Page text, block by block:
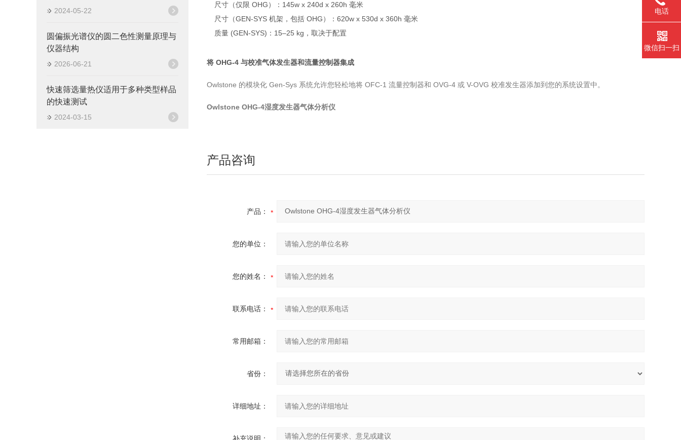
2024-05-22
圆偏振光谱仪的圆二色性测量原理与
仪器结构
2026-06-21
快速筛选量热仪适用于多种类型样品
的快速测试
2024-03-15
尺寸（仅限 OHG）：145w x 240d x 260h 毫米
尺寸（GEN-SYS 机架，包括 OHG）：620w x 530d x 360h 毫米
质量 (GEN-SYS)：15–25 kg，取决于配置
将 OHG-4 与校准气体发生器和流量控制器集成
Owlstone 的模块化 Gen-Sys 系统允许您轻松地将 OFC-1 流量控制器和 OVG-4 或 V-OVG 校准发生器添加到您的系统设置中。
Owlstone OHG-4湿度发生器气体分析仪
产品咨询
产品：
您的单位：
您的姓名：
联系电话：
常用邮箱：
省份：
详细地址：
电话
微信扫一扫